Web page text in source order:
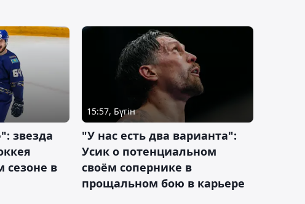
звезда
сезоне в
15:57, Бүгін
"У нас есть два варианта":
Усик о потенциальном
своём сопернике в
прощальном бою в карьере